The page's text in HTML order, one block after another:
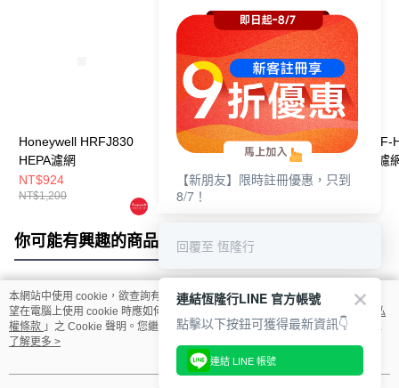
Honeywell HRFJ830
HEPA濾網
NT$924
NT$1,200
Honeywell HRF-
Q710V1 HEPA濾網
NT$1,155
NT$1,500
Honeywell HRF-
AP 長效HEPA濾
片/盒)
NT$1,155
你可能有興趣的商品 全站排行
熱門標籤
本網站中使用 cookie，欲查詢有關本網站使用 cookie 方式之詳情，及若您不希
望在電腦上使用 cookie 時應如何變更電腦的 cookie 設定，請參閱本網站「
隱私
權條款 」之 Cookie 聲明。您繼續使用本網站即表示您同意本公司得按本網站使
用條款之 Cookie 聲明使用 cookie。
了解更多 >
【新朋友】限時註冊優惠，只到
8/7！
回覆至 恆隆行
連結恆隆行LINE 官方帳號
點擊以下按鈕可獲得最新資訊👇
連結 LINE 帳號